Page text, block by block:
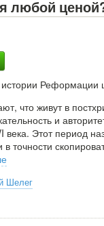
любой
Реформации
что живут в
и
Этот период
в точности
Шелег